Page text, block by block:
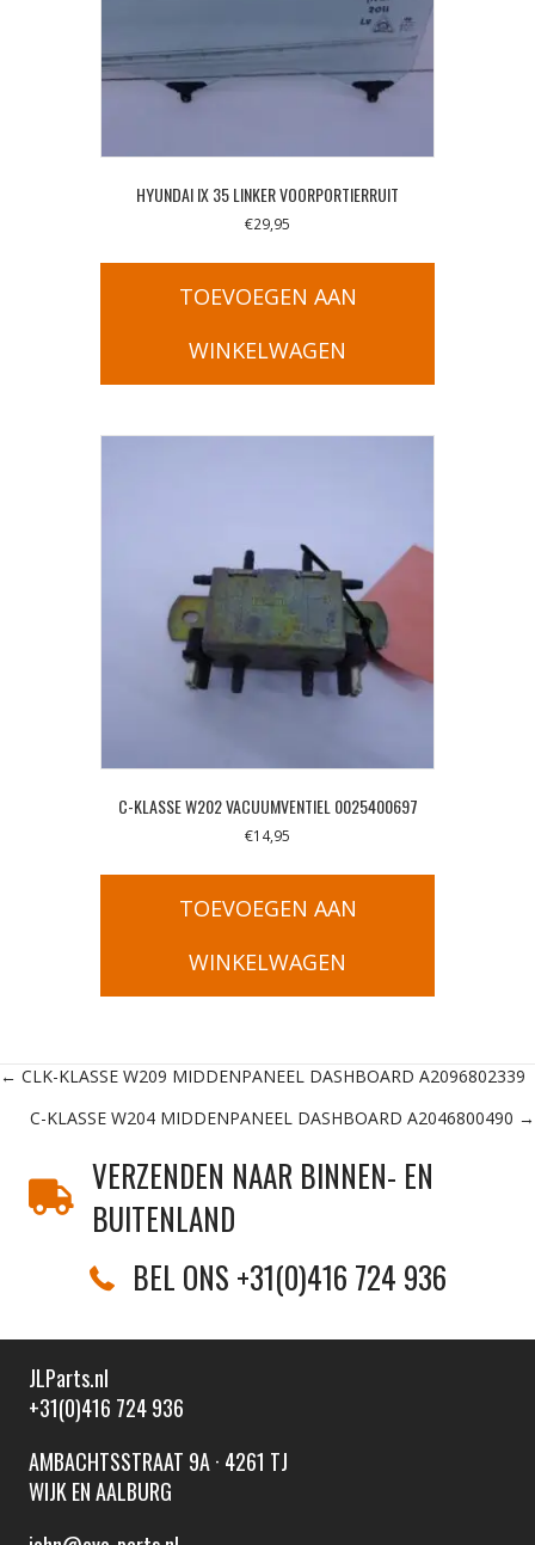
HYUNDAI IX 35 LINKER VOORPORTIERRUIT
€29,95
TOEVOEGEN AAN
WINKELWAGEN
C-KLASSE W202 VACUUMVENTIEL 0025400697
€14,95
TOEVOEGEN AAN
WINKELWAGEN
Posts
navigation
← CLK-KLASSE W209 MIDDENPANEEL DASHBOARD A2096802339
C-KLASSE W204 MIDDENPANEEL DASHBOARD A2046800490 →
VERZENDEN NAAR BINNEN- EN
BUITENLAND
BEL ONS +31(0)416 724 936
JLParts.nl
+31(0)416 724 936
AMBACHTSSTRAAT 9A · 4261 TJ
WIJK EN AALBURG